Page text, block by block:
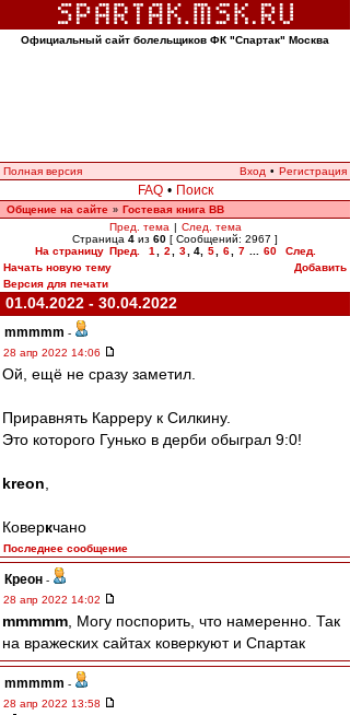
Официальный сайт болельщиков ФК "Спартак" Москва
Полная версия Вход • Регистрация
FAQ • Поиск
Общение на сайте » Гостевая книга ВВ
Пред. тема | След. тема
Страница 4 из 60 [ Сообщений: 2967 ]
На страницу Пред. 1 2 3 4, 5 6 7 60
След.
Начать новую тему
Добавить
Версия для печати
01.04.2022 - 30.04.2022
mmmmm -
28 апр 2022 14:06
Ой, ещё не сразу заметил.
Приравнять Карреру к Силкину.
Это которого Гунько в дерби обыграл 9:0!
kreon
Коверкчано
Последнее сообщение
Креон -
28 апр 2022 14:02
mmmmm , Могу поспорить, что намеренно. Так
на вражеских сайтах коверкуют и Спартак
mmmmm -
28 апр 2022 13:58